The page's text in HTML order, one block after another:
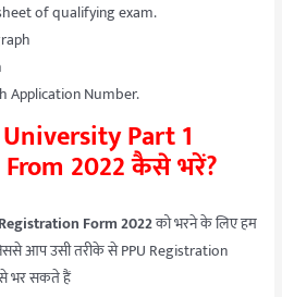
of qualifying exam.
Application Number.
Part 1
2022 कैसे भरें?
Form 2022को भरने के लिए हम
आप उसी तरीके से PPU Registration
भर सकते हैं